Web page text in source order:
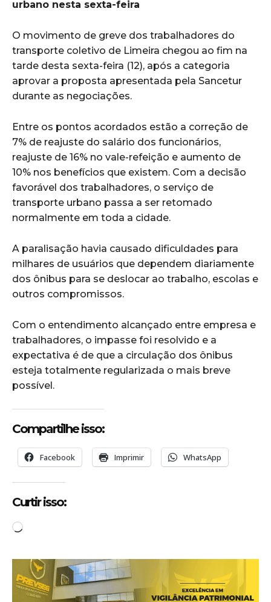
urbano nesta sexta-feira
O movimento de greve dos trabalhadores do
transporte coletivo de Limeira chegou ao fim na
tarde desta sexta-feira (12), após a categoria
aprovar a proposta apresentada pela Sancetur
durante as negociações.
Entre os pontos acordados estão a correção de
7% de reajuste do salário dos funcionários,
reajuste de 16% no vale-refeição e aumento de
10% nos benefícios que existem. Com a decisão
favorável dos trabalhadores, o serviço de
transporte urbano passa a ser retomado
normalmente em toda a cidade.
A paralisação havia causado dificuldades para
milhares de usuários que dependem diariamente
dos ônibus para se deslocar ao trabalho, escolas e
outros compromissos.
Com o entendimento alcançado entre empresa e
trabalhadores, o impasse foi resolvido e a
expectativa é de que a circulação dos ônibus
esteja totalmente regularizada o mais breve
possível.
Compartilhe isso:
Facebook Imprimir WhatsApp
Curtir isso:
C
r
r
e